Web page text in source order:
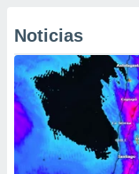
Noticias